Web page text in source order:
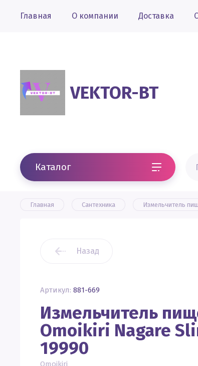
Главная О компании Доставка
VEKTOR-BT
Каталог
Главная Сантехника Измельчитель
Назад
Артикул: 881-669
Измельчитель
Omoikiri Nagare
19990
Omoikiri